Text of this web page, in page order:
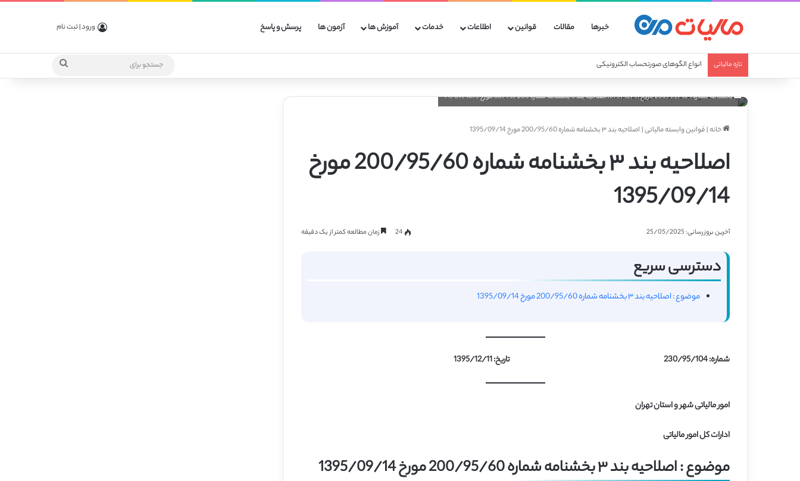
خبرها مقالات قوانین اطلاعات خدمات آموزش ها آزمون ها پرسش و پاسخ ورود | ثبت نام
تازه مالیاتی انواع الگوهای صورتحساب الکترونیکی
جستجو
بخشنامه شماره 230/95/104 تاریخ 1395/12/11 اصلاحیه بند 3 بخشنامه شماره 60/95/200 مورخ 14/09/1395
خانه|قوانین وابسته مالیاتی| اصلاحیه بند ۳ بخشنامه شماره 200/95/60 مورخ 1395/09/14
اصلاحیه بند ۳ بخشنامه شماره 200/95/60 مورخ
1395/09/14
آخرین بروزرسانی: 25/05/2025 24 زمان مطالعه کمتر از یک دقیقه
دسترسی سریع
موضوع : اصلاحیه بند ۳ بخشنامه شماره 200/95/60 مورخ 1395/09/14
شماره: 230/95/104 تاریخ: 1395/12/11
امور مالیاتی شهر و استان تهران
ادارات کل امور مالیاتی
موضوع :اصلاحیه بند ۳ بخشنامه شماره 200/95/60 مورخ 1395/09/14